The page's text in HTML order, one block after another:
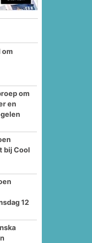
om
om
en
bij Cool
12